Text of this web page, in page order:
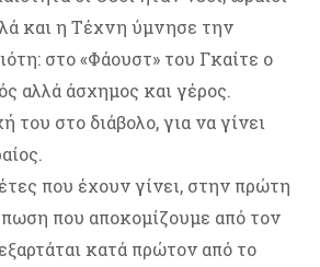
και η Τέχνη ύμνησε την
στο «Φάουστ» του Γκαίτε ο
αλλά άσχημος και γέρος.
του στο διάβολο, για να γίνει
που έχουν γίνει, στην πρώτη
που αποκομίζουμε από τον
κατά πρώτον από το